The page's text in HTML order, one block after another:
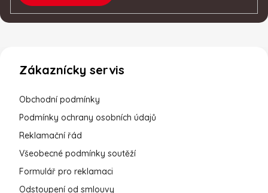
Zákaznícky servis
Obchodní podmínky
Podmínky ochrany osobních údajů
Reklamační řád
Všeobecné podmínky soutěží
Formulář pro reklamaci
Odstoupení od smlouvy